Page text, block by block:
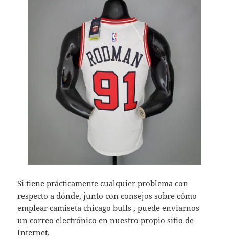
Si tiene prácticamente cualquier problema con
respecto a dónde, junto con consejos sobre cómo
emplearcamiseta chicago bulls , puede enviarnos
un correo electrónico en nuestro propio sitio de
Internet.